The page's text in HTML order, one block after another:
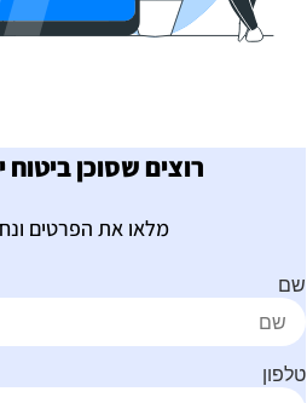
רוצים שסוכן ביטוח
מלאו את הפרטים